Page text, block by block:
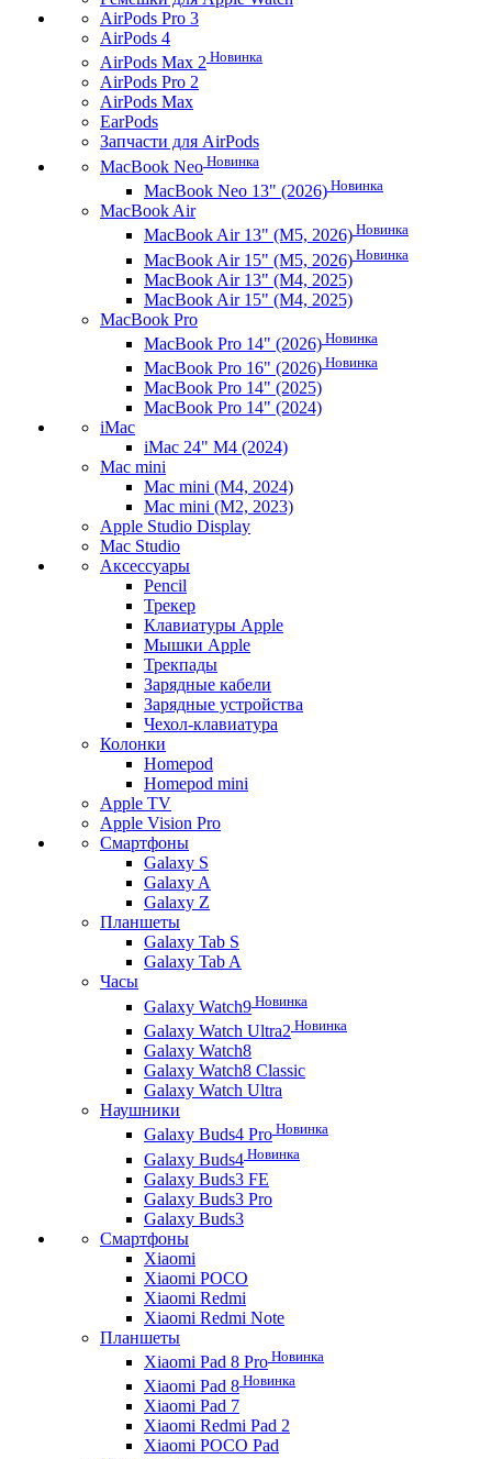
AirPods Pro 3
AirPods 4
AirPods Max 2 Новинка
AirPods Pro 2
AirPods Max
EarPods
Запчасти для AirPods
MacBook Neo Новинка
MacBook Neo 13" (2026) Новинка
MacBook Air
MacBook Air 13" (M5, 2026) Новинка
MacBook Air 15" (M5, 2026) Новинка
MacBook Air 13" (M4, 2025)
MacBook Air 15" (M4, 2025)
MacBook Pro
MacBook Pro 14" (2026) Новинка
MacBook Pro 16" (2026) Новинка
MacBook Pro 14" (2025)
MacBook Pro 14" (2024)
iMac
iMac 24" M4 (2024)
Mac mini
Mac mini (M4, 2024)
Mac mini (M2, 2023)
Apple Studio Display
Mac Studio
Аксессуары
Pencil
Трекер
Клавиатуры Apple
Мышки Apple
Трекпады
Зарядные кабели
Зарядные устройства
Чехол-клавиатура
Колонки
Homepod
Homepod mini
Apple TV
Apple Vision Pro
Смартфоны
Galaxy S
Galaxy A
Galaxy Z
Планшеты
Galaxy Tab S
Galaxy Tab A
Часы
Galaxy Watch9 Новинка
Galaxy Watch Ultra2 Новинка
Galaxy Watch8
Galaxy Watch8 Classic
Galaxy Watch Ultra
Наушники
Galaxy Buds4 Pro Новинка
Galaxy Buds4 Новинка
Galaxy Buds3 FE
Galaxy Buds3 Pro
Galaxy Buds3
Смартфоны
Xiaomi
Xiaomi POCO
Xiaomi Redmi
Xiaomi Redmi Note
Планшеты
Xiaomi Pad 8 Pro Новинка
Xiaomi Pad 8 Новинка
Xiaomi Pad 7
Xiaomi Redmi Pad 2
Xiaomi POCO Pad